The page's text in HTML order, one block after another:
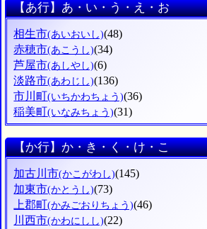
【あ行】あ・い・う・え・お
相生市(あいおいし)(48)
赤穂市(あこうし)(34)
芦屋市(あしやし)(6)
淡路市(あわじし)(136)
市川町(いちかわちょう)(36)
稲美町(いなみちょう)(31)
【か行】か・き・く・け・こ
加古川市(かこがわし)(145)
加東市(かとうし)(73)
上郡町(かみごおりちょう)(46)
川西市(かわにしし)(22)